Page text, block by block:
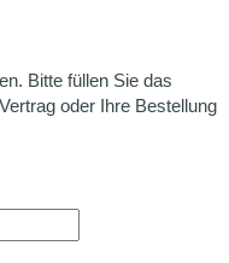
Bitte füllen Sie das
oder Ihre Bestellung